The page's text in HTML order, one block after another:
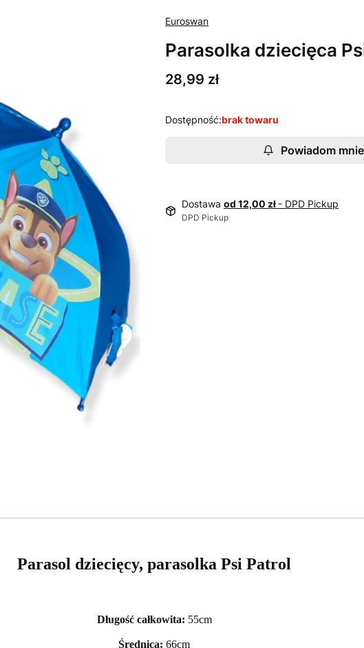
Euroswan
Parasolka dziecięca
Cena
28,99 zł
Dostępność:brak towaru
Powiadom
Dostawa od 12,00 zł - DPD Pickup
DPD Pickup
Parasol dziecięcy, parasolka Psi Patrol
Długość całkowita: 55cm
Średnica: 66cm